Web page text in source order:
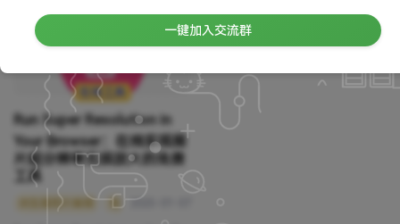
一键加入交流群
在线工具
Run Super Resolution in
Your Browser：在线实现图
片超分辨率无损放大的免费
工具
浏览器图片编辑 免费图片放大
2025-01-07